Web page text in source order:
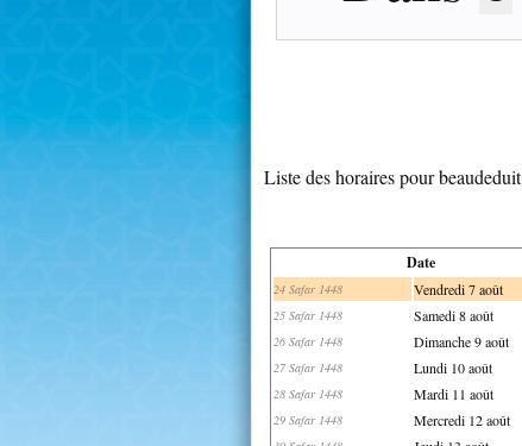
Liste des horaires pour beaudeduit
Date
24 Safar 1448 Vendredi 7 août
25 Safar 1448 Samedi 8 août
26 Safar 1448 Dimanche 9 août
27 Safar 1448 Lundi 10 août
28 Safar 1448 Mardi 11 août
29 Safar 1448 Mercredi 12 août